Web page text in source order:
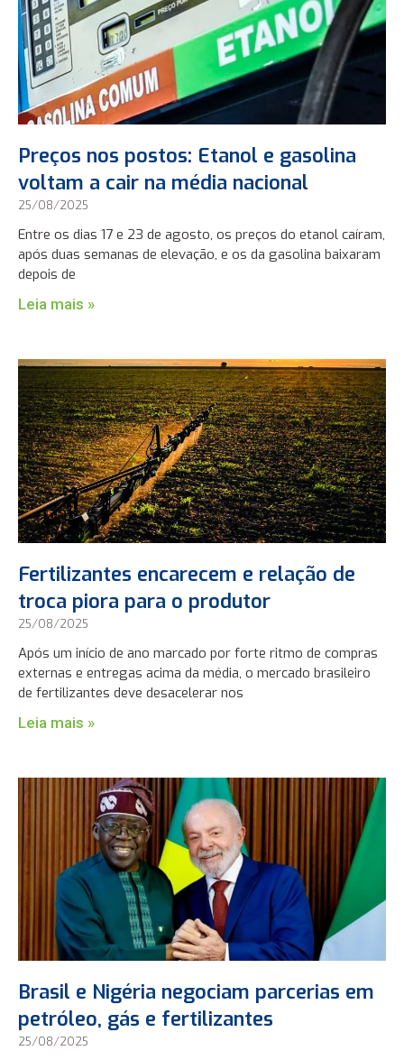
Preços nos postos: Etanol e gasolina
voltam a cair na média nacional
25/08/2025
Entre os dias 17 e 23 de agosto, os preços do etanol caíram,
após duas semanas de elevação, e os da gasolina baixaram
depois de
Leia mais »
Fertilizantes encarecem e relação de
troca piora para o produtor
25/08/2025
Após um início de ano marcado por forte ritmo de compras
externas e entregas acima da média, o mercado brasileiro
de fertilizantes deve desacelerar nos
Leia mais »
Brasil e Nigéria negociam parcerias em
petróleo, gás e fertilizantes
25/08/2025